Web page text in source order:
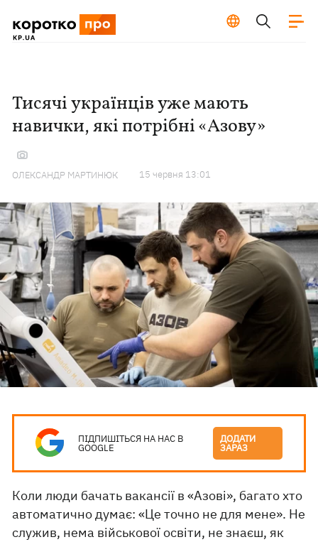
Тисячі українців уже мають
навички, які потрібні «Азову»
ОЛЕКСАНДР МАРТИНЮК 15 червня 13:01
ПІДПИШІТЬСЯ НА НАС В
GOOGLE
ДОДАТИ
ЗАРАЗ
Коли люди бачать вакансії в «Азові», багато хто
автоматично думає: «Це точно не для мене». Не
служив, нема військової освіти, не знаєш, як